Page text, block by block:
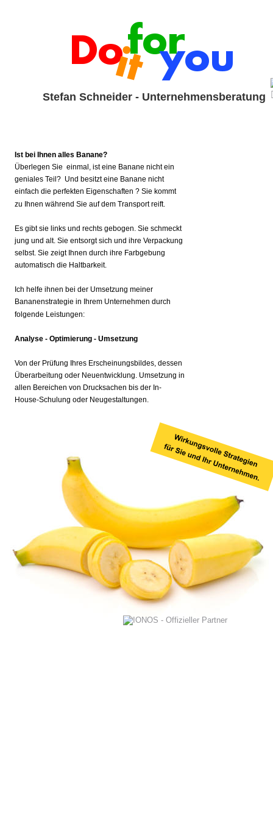
Ist bei Ihnen alles Banane?
Überlegen Sie  einmal, ist eine Banane nicht ein
geniales Teil?  Und besitzt eine Banane nicht
einfach die perfekten Eigenschaften ? Sie kommt
zu Ihnen während Sie auf dem Transport reift.
Es gibt sie links und rechts gebogen. Sie schmeckt
jung und alt. Sie entsorgt sich und ihre Verpackung
selbst. Sie zeigt Ihnen durch ihre Farbgebung
automatisch die Haltbarkeit.
Ich helfe ihnen bei der Umsetzung meiner
Bananenstrategie in Ihrem Unternehmen durch
folgende Leistungen:
Analyse - Optimierung - Umsetzung
Von der Prüfung Ihres Erscheinungsbildes, dessen
Überarbeitung oder Neuentwicklung. Umsetzung in
allen Bereichen von Drucksachen bis der In-
House-Schulung oder Neugestaltungen.
Stefan Schneider - Unternehmensberatung